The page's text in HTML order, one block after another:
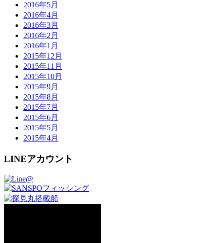
2016年5月
2016年4月
2016年3月
2016年2月
2016年1月
2015年12月
2015年11月
2015年10月
2015年9月
2015年8月
2015年7月
2015年6月
2015年5月
2015年4月
LINEアカウント